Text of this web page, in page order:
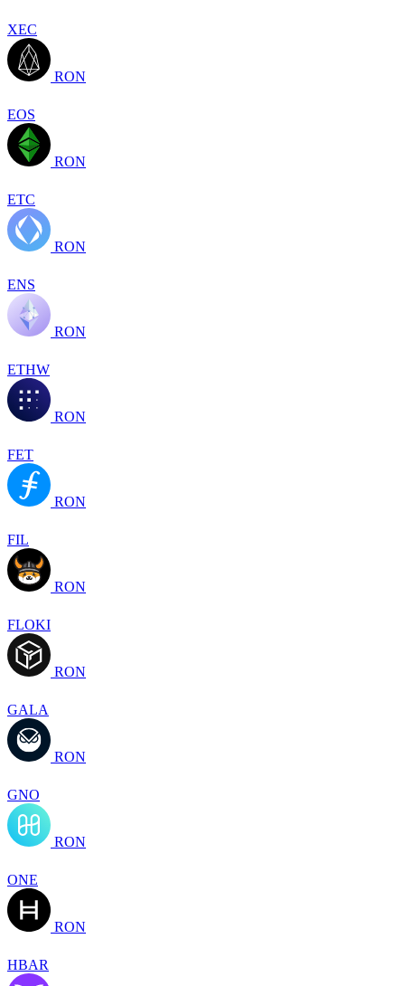
XEC
RON
EOS
RON
ETC
RON
ENS
RON
ETHW
RON
FET
RON
FIL
RON
FLOKI
RON
GALA
RON
GNO
RON
ONE
RON
HBAR